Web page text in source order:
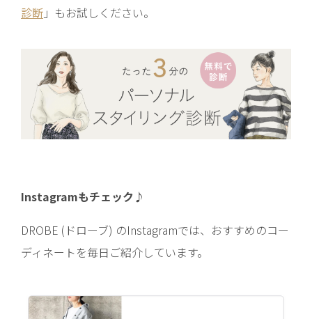
診断 」もお試しください。
Instagramもチェック♪
DROBE (ドローブ) のInstagramでは、おすすめのコー
ディネートを毎日ご紹介しています。